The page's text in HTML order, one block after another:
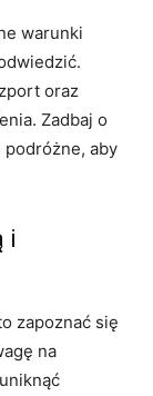
​warunki
oraz
Zadbaj o
aby
i⁣
zapoznać się
na